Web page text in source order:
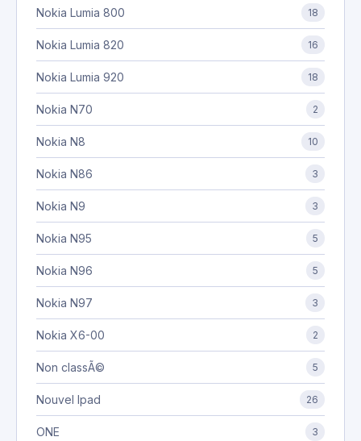
Nokia Lumia 800 18
Nokia Lumia 820 16
Nokia Lumia 920 18
Nokia N70 2
Nokia N8 10
Nokia N86 3
Nokia N9 3
Nokia N95 5
Nokia N96 5
Nokia N97 3
Nokia X6-00 2
Non classÃ© 5
Nouvel Ipad 26
ONE 3